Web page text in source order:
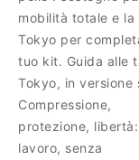
mobilità totale e la
Tokyo per
tuo kit. Guida alle
Tokyo, in versione
Compressione,
protezione,
lavoro, senza